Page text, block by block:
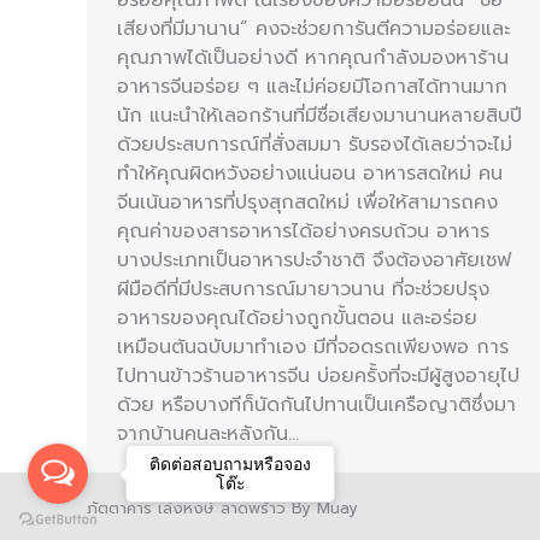
เสียงที่มีมานาน” คงจะช่วยการันตีความอร่อยและ
คุณภาพได้เป็นอย่างดี หากคุณกำลังมองหาร้าน
อาหารจีนอร่อย ๆ และไม่ค่อยมีโอกาสได้ทานมาก
นัก แนะนำให้เลอกร้านที่มีชื่อเสียงมานานหลายสิบปี
ด้วยประสบการณ์ที่สั่งสมมา รับรองได้เลยว่าจะไม่
ทำให้คุณผิดหวังอย่างแน่นอน อาหารสดใหม่ คน
จีนเน้นอาหารที่ปรุงสุกสดใหม่ เพื่อให้สามารถคง
คุณค่าของสารอาหารได้อย่างครบถ้วน อาหาร
บางประเภทเป็นอาหารปะจำชาติ จึงต้องอาศัยเชฟ
ผีมือดีที่มีประสบการณ์มายาวนาน ที่จะช่วยปรุง
อาหารของคุณได้อย่างถูกขั้นตอน และอร่อย
เหมือนต้นฉบับมาทำเอง มีที่จอดรถเพียงพอ การ
ไปทานข้าวร้านอาหารจีน บ่อยครั้งที่จะมีผู้สูงอายุไป
ด้วย หรือบางทีก็นัดกันไปทานเป็นเครือญาติซึ่งมา
จากบ้านคนละหลังกัน…
ภัตตาคาร เล่งหงษ์ ลาดพร้าว By Muay
ติดต่อสอบถามหรือจอง
โต๊ะ